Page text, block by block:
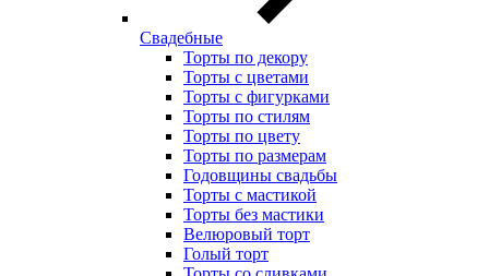
Свадебные
Торты по декору
Торты с цветами
Торты с фигурками
Торты по стилям
Торты по цвету
Торты по размерам
Годовщины свадьбы
Торты с мастикой
Торты без мастики
Велюровый торт
Голый торт